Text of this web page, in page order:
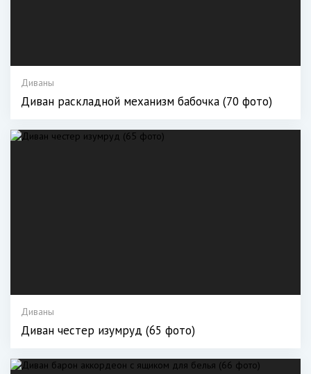
Диваны
Диван раскладной механизм бабочка (70 фото)
Диваны
Диван честер изумруд (65 фото)